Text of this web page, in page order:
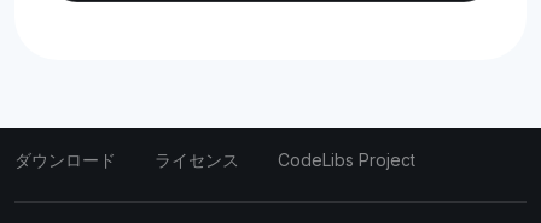
ダウンロード ライセンス CodeLibs Project